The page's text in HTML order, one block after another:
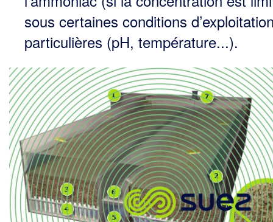
sous certaines conditions
particulières (pH, température...).